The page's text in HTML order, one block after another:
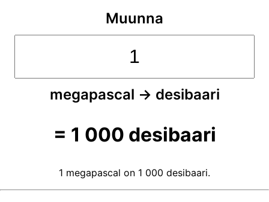
Muunna
megapascal → desibaari
= 1 000 desibaari
1 megapascal on 1 000 desibaari.